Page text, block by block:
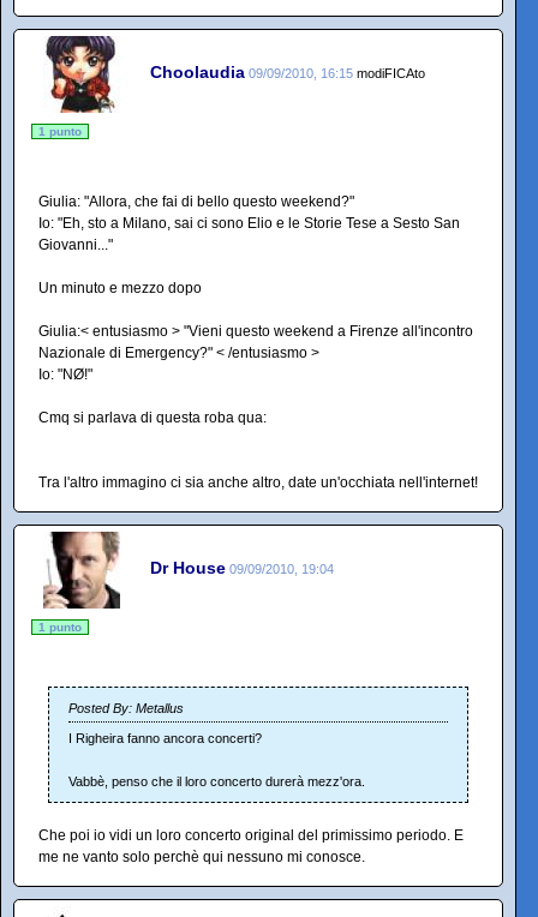
Choolaudia 09/09/2010, 16:15 modiFICAto
1 punto
Giulia: "Allora, che fai di bello questo weekend?"
Io: "Eh, sto a Milano, sai ci sono Elio e le Storie Tese a Sesto San
Giovanni..."
Un minuto e mezzo dopo
Giulia:< entusiasmo > "Vieni questo weekend a Firenze all'incontro
Nazionale di Emergency?" < /entusiasmo >
Io: "NØ!"
Cmq si parlava di questa roba qua:
Tra l'altro immagino ci sia anche altro, date un'occhiata nell'internet!
Dr House 09/09/2010, 19:04
1 punto
Posted By: Metallus
I Righeira fanno ancora concerti?
Vabbè, penso che il loro concerto durerà mezz'ora.
Che poi io vidi un loro concerto original del primissimo periodo. E
me ne vanto solo perchè qui nessuno mi conosce.